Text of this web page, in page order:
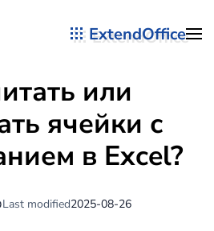
ExtendOffice
или
ячейки с
в Excel?
Last modified2025-08-26